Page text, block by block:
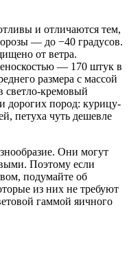
и отличаются тем,
— до −40 градусов.
от ветра.
— 170 штук в
размера с массой
светло-кремовый
дорогих пород: курицу-
петуха чуть дешевле
Они могут
Поэтому если
подумайте об
из них не требуют
гаммой яичного